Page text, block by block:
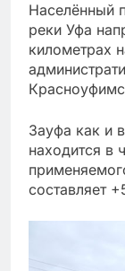
Населённый
реки Уфа
километрах
Зауфа как и
находится
составляет